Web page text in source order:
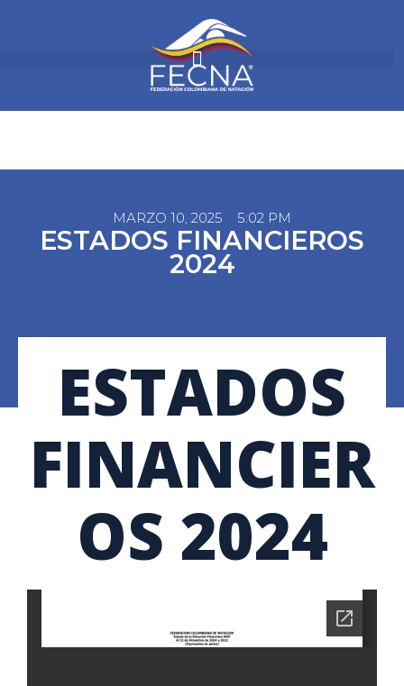
MARZO 10, 2025 5:02 PM
ESTADOS FINANCIEROS
2024
ESTADOS
FINANCIER
OS 2024